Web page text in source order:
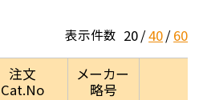
表示件数 20 40 60
注文
Cat.No
メーカー
略号